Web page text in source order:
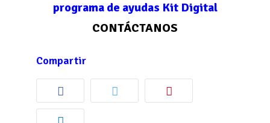
programa de ayudas Kit Digital
CONTÁCTANOS
Compartir